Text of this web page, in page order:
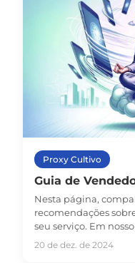
Proxy Cultivo
Guia de
Nesta página,
recomendações
seu serviço. Em
a experiência do
20 de dez. de 2024